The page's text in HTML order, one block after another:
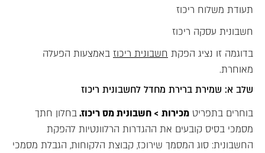
תעודת משלוח ריכוז
חשבונית עסקה ריכוז
בדוגמה זו נציג הפקת חשבונית ריכוז באמצעות הפעלה
מאוחרת.
שלב א: שמירת ברירת מחדל לחשבונית ריכוז
בוחרים בתפריט מכירות > חשבונית מס ריכוז.בחלון חתך
מסמכי בסיס קובעים את ההגדרות הרלוונטיות להפקת
החשבונית: סוג המסמך שירוכז, קבוצת הלקוחות, הגבלת מסמכי